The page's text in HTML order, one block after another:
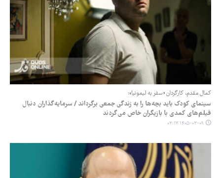
کمال مقدم، کارگردان «سفر به لیمونیا»:
سینمای کودک باید بچه‌ها را به زندگی جمعی برگرداند / سرمایه‌گذاران دنبال
فیلم‌های کمدی با بازیگران خاص می‌گردند
۱۴۰۵-۰۳-۰۹ ۰۳:۱۷